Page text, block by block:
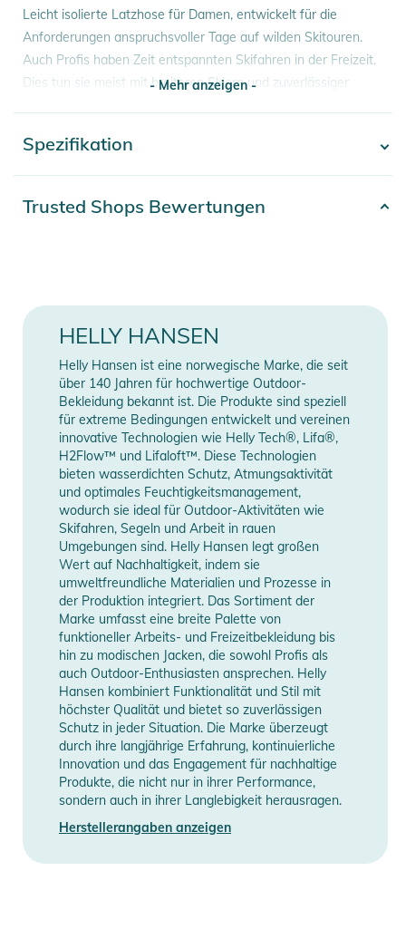
Leicht isolierte Latzhose für Damen, entwickelt für die
Anforderungen anspruchsvoller Tage auf wilden Skitouren.
Auch Profis haben Zeit entspannten Skifahren in der Freizeit.
Dies tun sie meist mit breiteren Skiern und zuverlässiger
schützende Latzhose wurde für Backcountry-Abenteuer im
Tiefschnee entwickelt. Sie hält warm und bietet mit ihren
Bedarf Wärme abzugeben. Das Design verfügt über alle
den unteren Saum verstärkt.
- HELLY TECH® PERFORMANCE
- RECCO®
- YKK®AquaGuard®
- Komplett versiegelte Naht
- Wasserfest, winddicht und atmungsaktiv
- Wasserabweisende (DWR) Behandlung
- Verstellbare, elastische Hosenträger
- Verstellbare Taille mit Verschluss
- Spezielle Tasche für LVS-Geräte
- Eingriff vorne mit Knopfverschluss
- Brusttasche
- Einschubtaschen mit YKK® Reißverschlüssen
- Tasche am Oberschenkel
- Belüftungsöffnungen für zusätzliche Atmungsaktivität
- Saum mit Verstärkung
- Verstärkter Saum
- Gürtelschlaufen
- Gedrucktes HH® Logo
- YKK® Reißverschluss
- Maschinenwäsche in kaltem Wasser, 30 °C. Nicht bleichen.
Trocknen im Trockner bei niedriger Temperatur. Bügeln bei
niedriger Temperatur. Nicht chemisch reinigen.
- Mehr anzeigen -
Spezifikation
Material
Außenmaterial: 100% Polyester
/ Futter: 100% Polyester /
Isolierung: 100% Polyester
Manufacturer
Information
Herstellerangaben anzeigen
Trusted Shops Bewertungen
HELLY HANSEN
Helly Hansen ist eine norwegische Marke, die seit
über 140 Jahren für hochwertige Outdoor-
Bekleidung bekannt ist. Die Produkte sind speziell
für extreme Bedingungen entwickelt und vereinen
innovative Technologien wie Helly Tech®, Lifa®,
H2Flow™ und Lifaloft™. Diese Technologien
bieten wasserdichten Schutz, Atmungsaktivität
und optimales Feuchtigkeitsmanagement,
wodurch sie ideal für Outdoor-Aktivitäten wie
Skifahren, Segeln und Arbeit in rauen
Umgebungen sind. Helly Hansen legt großen
Wert auf Nachhaltigkeit, indem sie
umweltfreundliche Materialien und Prozesse in
der Produktion integriert. Das Sortiment der
Marke umfasst eine breite Palette von
funktioneller Arbeits- und Freizeitbekleidung bis
hin zu modischen Jacken, die sowohl Profis als
auch Outdoor-Enthusiasten ansprechen. Helly
Hansen kombiniert Funktionalität und Stil mit
höchster Qualität und bietet so zuverlässigen
Schutz in jeder Situation. Die Marke überzeugt
durch ihre langjährige Erfahrung, kontinuierliche
Innovation und das Engagement für nachhaltige
Produkte, die nicht nur in ihrer Performance,
sondern auch in ihrer Langlebigkeit herausragen.
Herstellerangaben anzeigen